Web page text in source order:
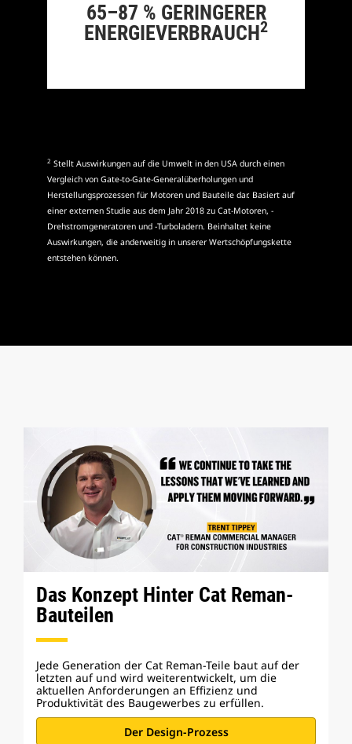
65–87 % GERINGERER
ENERGIEVERBRAUCH2
2 Stellt Auswirkungen auf die Umwelt in den USA durch einen
Vergleich von Gate-to-Gate-Generalüberholungen und
Herstellungsprozessen für Motoren und Bauteile dar. Basiert auf
einer externen Studie aus dem Jahr 2018 zu Cat-Motoren, -
Drehstromgeneratoren und -Turboladern. Beinhaltet keine
Auswirkungen, die anderweitig in unserer Wertschöpfungskette
entstehen können.
Das Konzept Hinter Cat Reman-
Bauteilen
Jede Generation der Cat Reman-Teile baut auf der
letzten auf und wird weiterentwickelt, um die
aktuellen Anforderungen an Effizienz und
Produktivität des Baugewerbes zu erfüllen.
Der Design-Prozess